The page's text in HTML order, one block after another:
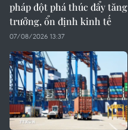
pháp đột phá thúc đẩy tăng
trưởng, ổn định kinh tế
07/08/2026 13:37